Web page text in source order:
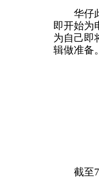
华仔此
即开始为
为自己即
辑做准备。
截至7